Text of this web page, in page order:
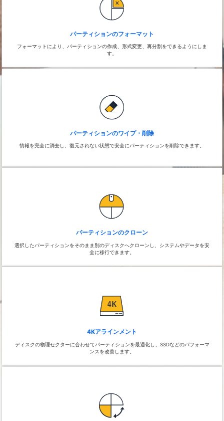
パーティションのフォーマット
フォーマットにより、パーティションの作成、形式変更、再分割をできるようにしま
す。
パーティションのワイプ・削除
情報を完全に消去し、復元されない状態で安全にパーティションを削除できます。
パーティションのクローン
選択したパーティションをそのまま別のディスクへクローンし、システムやデータを安
全に移行できます。
4Kアラインメント
ディスクの物理セクターに合わせてパーティションを最適化し、SSDなどのパフォーマ
ンスを改善します。